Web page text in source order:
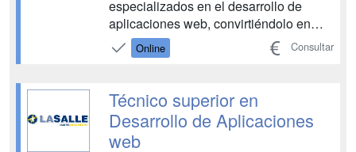
especializados en el desarrollo de
aplicaciones web, convirtiéndolo en
uno de los perfiles más buscados del
mercado tecnológico. El Ciclo
Desarrollo de Aplicaciones Web Online
(DAW) te permitirá obtener una
titulación of...
Online Consultar
Técnico superior en
Desarrollo de Aplicaciones
web